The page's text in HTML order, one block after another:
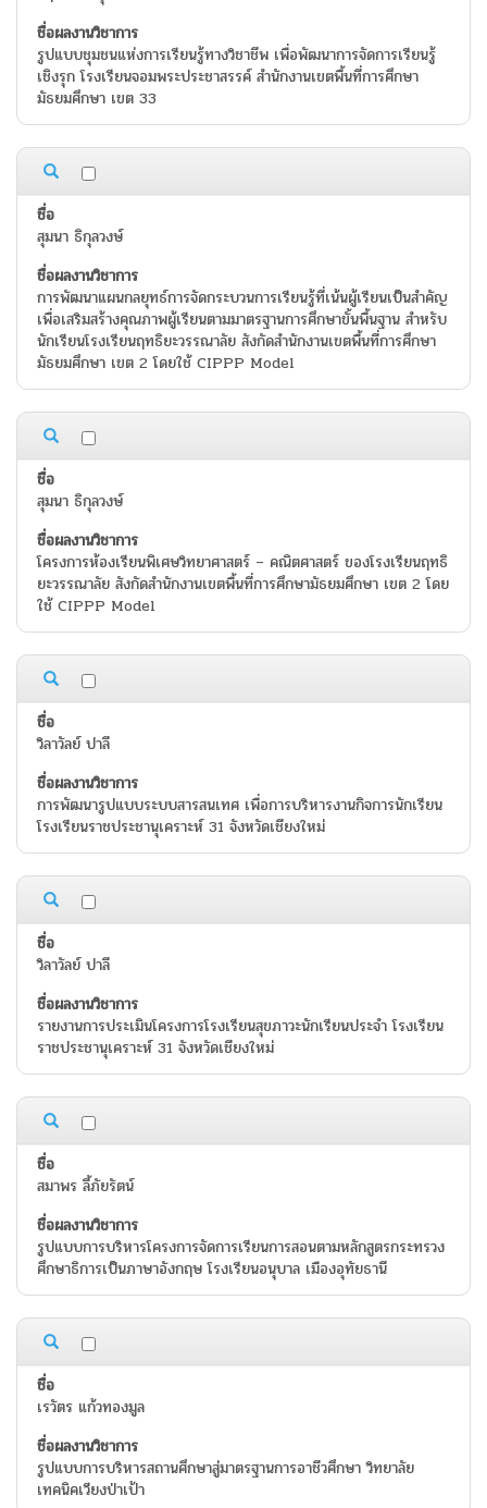
รูปแบบชุมชนแห่งการเรียนรู้ทางวิชาชีพ เพื่อพัฒนาการจัดการเรียนรู้
เชิงรุก โรงเรียนจอมพระประชาสรรค์ สำนักงานเขตพื้นที่การศึกษา
มัธยมศึกษา เขต 33
สุมนา ธิกุลวงษ์
การพัฒนาแผนกลยุทธ์การจัดกระบวนการเรียนรู้ที่เน้นผู้เรียนเป็นสำคัญ
เพื่อเสริมสร้างคุณภาพผู้เรียนตามมาตรฐานการศึกษาขั้นพื้นฐาน สำหรับ
นักเรียนโรงเรียนฤทธิยะวรรณาลัย สังกัดสำนักงานเขตพื้นที่การศึกษา
มัธยมศึกษา เขต 2 โดยใช้ CIPPP Model
สุมนา ธิกุลวงษ์
โครงการห้องเรียนพิเศษวิทยาศาสตร์ – คณิตศาสตร์ ของโรงเรียนฤทธิ
ยะวรรณาลัย สังกัดสำนักงานเขตพื้นที่การศึกษามัธยมศึกษา เขต 2 โดย
ใช้ CIPPP Model
วิลาวัลย์ ปาลี
การพัฒนารูปแบบระบบสารสนเทศ เพื่อการบริหารงานกิจการนักเรียน
โรงเรียนราชประชานุเคราะห์ 31 จังหวัดเชียงใหม่
วิลาวัลย์ ปาลี
รายงานการประเมินโครงการโรงเรียนสุขภาวะนักเรียนประจำ โรงเรียน
ราชประชานุเคราะห์ 31 จังหวัดเชียงใหม่
สมาพร ลี้ภัยรัตน์
รูปแบบการบริหารโครงการจัดการเรียนการสอนตามหลักสูตรกระทรวง
ศึกษาธิการเป็นภาษาอังกฤษ โรงเรียนอนุบาล เมืองอุทัยธานี
เรวัตร แก้วทองมูล
รูปแบบการบริหารสถานศึกษาสู่มาตรฐานการอาชีวศึกษา วิทยาลัย
เทคนิคเวียงป่าเป้า